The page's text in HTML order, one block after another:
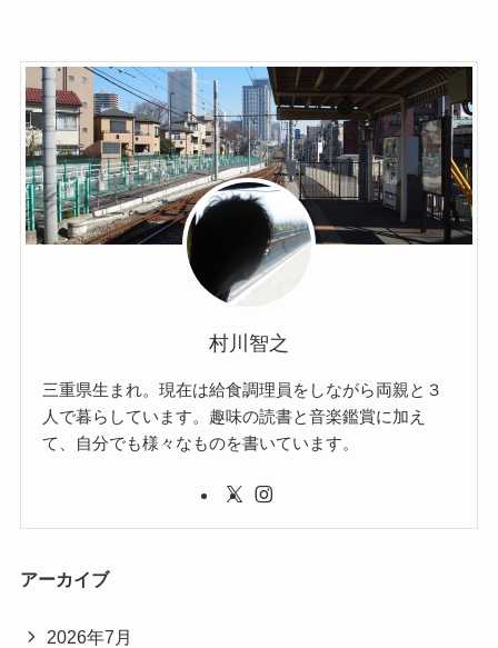
村川智之
三重県生まれ。現在は給食調理員をしながら両親と３
人で暮らしています。趣味の読書と音楽鑑賞に加え
て、自分でも様々なものを書いています。
アーカイブ
2026年7月